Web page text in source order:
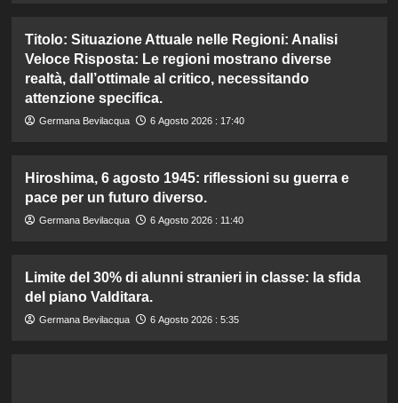
Titolo: Situazione Attuale nelle Regioni: Analisi
Veloce Risposta: Le regioni mostrano diverse
realtà, dall’ottimale al critico, necessitando
attenzione specifica.
Germana Bevilacqua 6 Agosto 2026 : 17:40
Hiroshima, 6 agosto 1945: riflessioni su guerra e
pace per un futuro diverso.
Germana Bevilacqua 6 Agosto 2026 : 11:40
Limite del 30% di alunni stranieri in classe: la sfida
del piano Valditara.
Germana Bevilacqua 6 Agosto 2026 : 5:35